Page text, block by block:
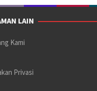
LAIN
Kami
Privasi